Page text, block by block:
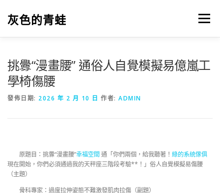
灰色的青蛙 選單
挑釁“漫畫腰” 通俗人自覺模擬易億嵐工
學椅傷腰
發佈日期: 2026 年 2 月 10 日 作者: ADMIN
原題目：挑釁“漫畫腰”幸福空間 通「你們兩個，給我聽著！ 綠的系統傢俱
現在開始，你們必須通過我的天秤座三階段考驗**！」俗人自覺模擬易傷腰
（主題）
骨科專家：過度拉伸姿態不難激發肌肉拉傷（副題）